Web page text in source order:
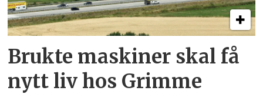
Brukte maskiner skal få
nytt liv hos Grimme